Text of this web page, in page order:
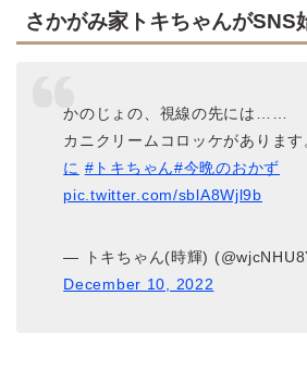
さかがみ家トキちゃんがSNS
かのじょの、視線の先には……
カニクリームコロッケがあります
に #トキちゃん#今晩のおかず
pic.twitter.com/sblA8Wjl9b
— トキちゃん(時輝)
December 10, 2022